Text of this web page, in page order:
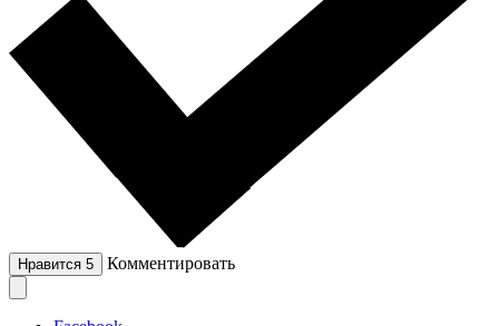
Нравится 5 Комментировать